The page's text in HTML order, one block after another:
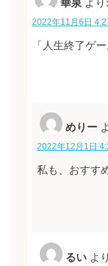
華泉 より:
2022年11月6日
「人生終了ゲ
めりー
2022年12月1日
私も、おすす
るい よ